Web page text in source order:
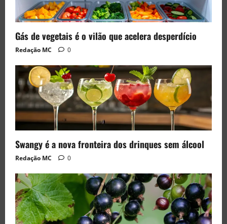
Gás de vegetais é o vilão que acelera desperdício
Redação MC 0
Swangy é a nova fronteira dos drinques sem álcool
Redação MC 0